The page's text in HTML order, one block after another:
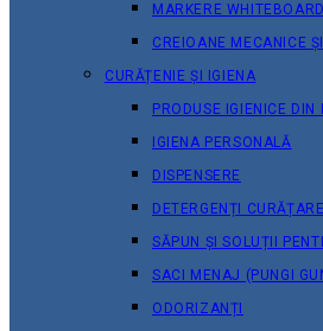
MARKERE
CREIOANE MECANICE
CURĂȚENIE ȘI IGIENA
PRODUSE IGIENICE DIN
IGIENA PERSONALĂ
DISPENSERE
DETERGENȚI
SĂPUN ȘI SOLUȚII
SACI MENAJ (PUNGI
ODORIZANȚI